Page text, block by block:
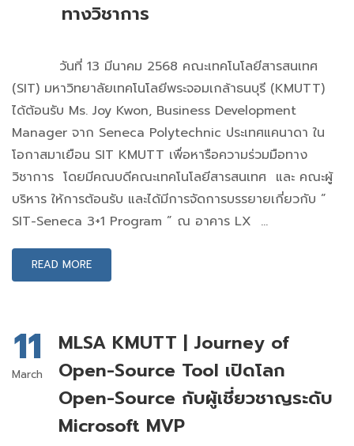
ทางวิชาการ
วันที่ 13 มีนาคม 2568 คณะเทคโนโลยีสารสนเทศ
(SIT) มหาวิทยาลัยเทคโนโลยีพระจอมเกล้าธนบุรี (KMUTT)
ได้ต้อนรับ Ms. Joy Kwon, Business Development
Manager จาก Seneca Polytechnic ประเทศแคนาดา ใน
โอกาสมาเยือน SIT KMUTT เพื่อหารือความร่วมมือทาง
วิชาการ โดยมีคณบดีคณะเทคโนโลยีสารสนเทศ และ คณะผู้
บริหาร ให้การต้อนรับ และได้มีการจัดการบรรยายเกี่ยวกับ ”
SIT-Seneca 3+1 Program ” ณ อาคาร LX …
READ MORE
11
March
MLSA KMUTT | Journey of
Open-Source Tool เปิดโลก
Open-Source กับผู้เชี่ยวชาญระดับ
Microsoft MVP